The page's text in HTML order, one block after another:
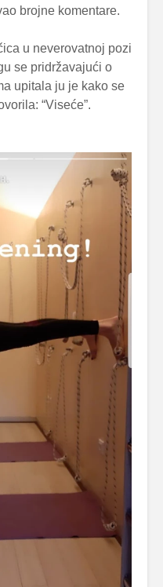
brojne komentare.
u neverovatnoj pozi
se pridržavajući o
upitala ju je kako se
“Viseće”.